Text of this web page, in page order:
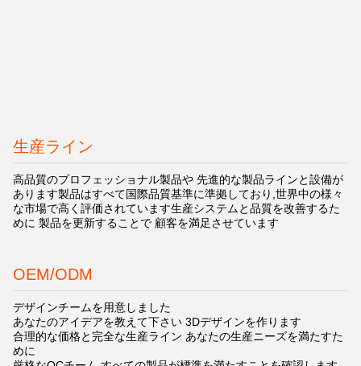
生産ライン
高品質のプロフェッショナル製品や 先進的な製品ラインと設備が
あります製品はすべて国際品質基準に準拠しており,世界中の様々
な市場で高く評価されています生産システムと品質を改善するた
めに 製品を更新することで 顧客を満足させています
OEM/ODM
デザインチームを用意しました
あなたのアイデアを教えて下さい 3Dデザインを作ります
合理的な価格と完全な生産ライン あなたの生産ニーズを満たすた
めに